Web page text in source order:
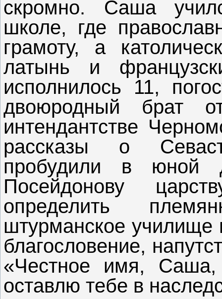
скромно. Саша
школе, где
грамоту, а
латынь и
исполнилось 11,
двоюродный брат
интендантстве
рассказы о
пробудили в юной
Посейдонову
определить
штурманское училище
благословение,
«Честное имя,
оставлю тебе в